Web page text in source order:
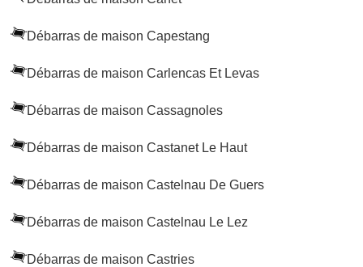
Débarras de maison Capestang
Débarras de maison Carlencas Et Levas
Débarras de maison Cassagnoles
Débarras de maison Castanet Le Haut
Débarras de maison Castelnau De Guers
Débarras de maison Castelnau Le Lez
Débarras de maison Castries